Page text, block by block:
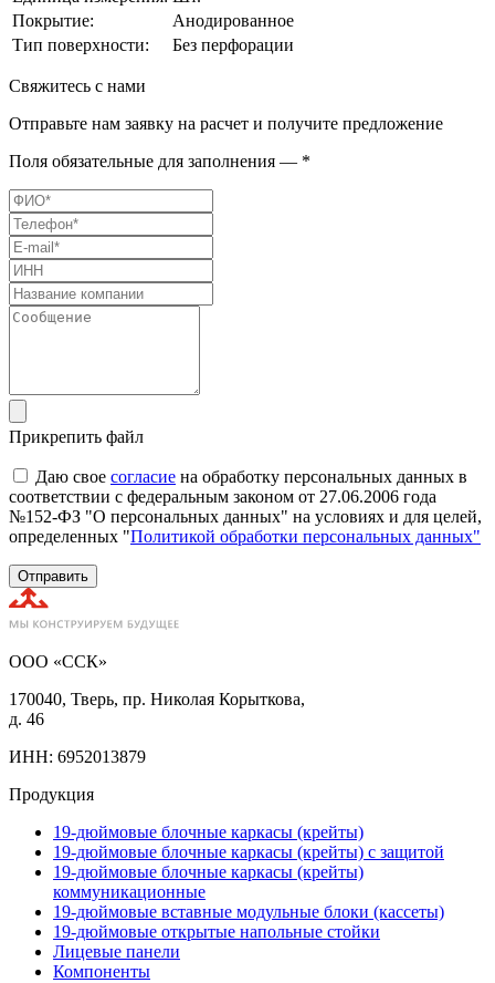
Покрытие:
Анодированное
Тип поверхности:
Без перфорации
Свяжитесь с нами
Отправьте нам заявку на расчет и получите предложение
Поля обязательные для заполнения — *
Прикрепить файл
Даю свое согласие на обработку персональных данных в
соответствии с федеральным законом от 27.06.2006 года
№152-ФЗ "О персональных данных" на условиях и для целей,
определенных "Политикой обработки персональных данных"
Отправить
ООО «ССК»
170040, Тверь, пр. Николая Корыткова,
д. 46
ИНН: 6952013879
Продукция
19-дюймовые блочные каркасы (крейты)
19-дюймовые блочные каркасы (крейты) с защитой
19-дюймовые блочные каркасы (крейты)
коммуникационные
19-дюймовые вставные модульные блоки (кассеты)
19-дюймовые открытые напольные стойки
Лицевые панели
Компоненты